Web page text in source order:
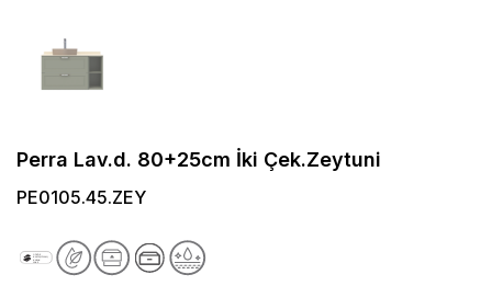
Perra Lav.d. 80+25cm İki Çek.Zeytuni
PE0105.45.ZEY